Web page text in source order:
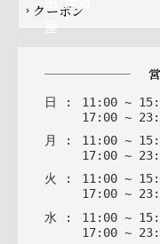
chevron_right クーポン
日 : 11 : 00 ~ 15:
17: 00 ~ 23:
月
: 11 : 00 ~ 15:
17: 00 ~ 23:
火
: 11: 00 ~ 15:
17: 00 ~ 23:
水 : 11 : 00 ~ 15:
17: 00 ~ 23: